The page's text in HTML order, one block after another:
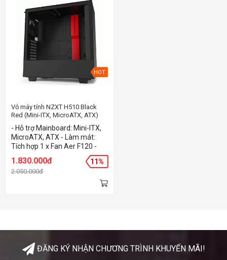
HOT
Vỏ máy tính NZXT H510 Black
Red (Mini-ITX, MicroATX, ATX)
- Hỗ trợ Mainboard: Mini-ITX,
MicroATX, ATX - Làm mát:
Tích hợp 1 x Fan Aer F120 -
Chất liệu: Thép SGCC và kính
cường lực - Màu sắc: Black-
Red
1.830.000đ
2.050.000đ
11%
ĐĂNG KÝ NHẬN CHƯƠNG TRÌNH KHUYẾN MÃI!